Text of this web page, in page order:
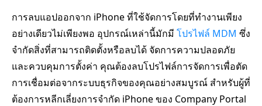
การลบแอปออกจาก iPhone ที่ใช้จัดการโดยที่ทำงานเพียง
อย่างเดียวไม่เพียงพอ อุปกรณ์เหล่านี้มักมี โปรไฟล์ MDM ซึ่ง
จำกัดสิ่งที่สามารถติดตั้งหรือลบได้ จัดการความปลอดภัย
และควบคุมการตั้งค่า คุณต้องลบโปรไฟล์การจัดการเพื่อตัด
การเชื่อมต่อจากระบบธุรกิจของคุณอย่างสมบูรณ์ สำหรับผู้ที่
ต้องการหลีกเลี่ยงการจำกัด iPhone ของ Company Portal